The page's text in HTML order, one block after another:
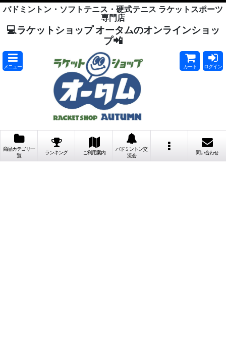
バドミントン・ソフトテニス・硬式テニス ラケットスポーツ
専門店
💻ラケットショップ オータムのオンラインショッ
プ📲
メニュー カート ログイン
商品カテゴリ一
覧
ランキング ご利用案内
バドミントン交
流会
問い合わせ